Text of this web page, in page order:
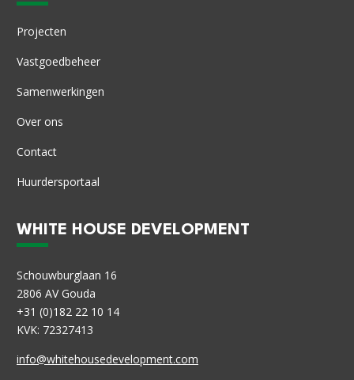
Projecten
Vastgoedbeheer
Samenwerkingen
Over ons
Contact
Huurdersportaal
WHITE HOUSE DEVELOPMENT
Schouwburglaan 16
2806 AV Gouda
+31 (0)182 22 10 14
KVK: 72327413
info@whitehousedevelopment.com